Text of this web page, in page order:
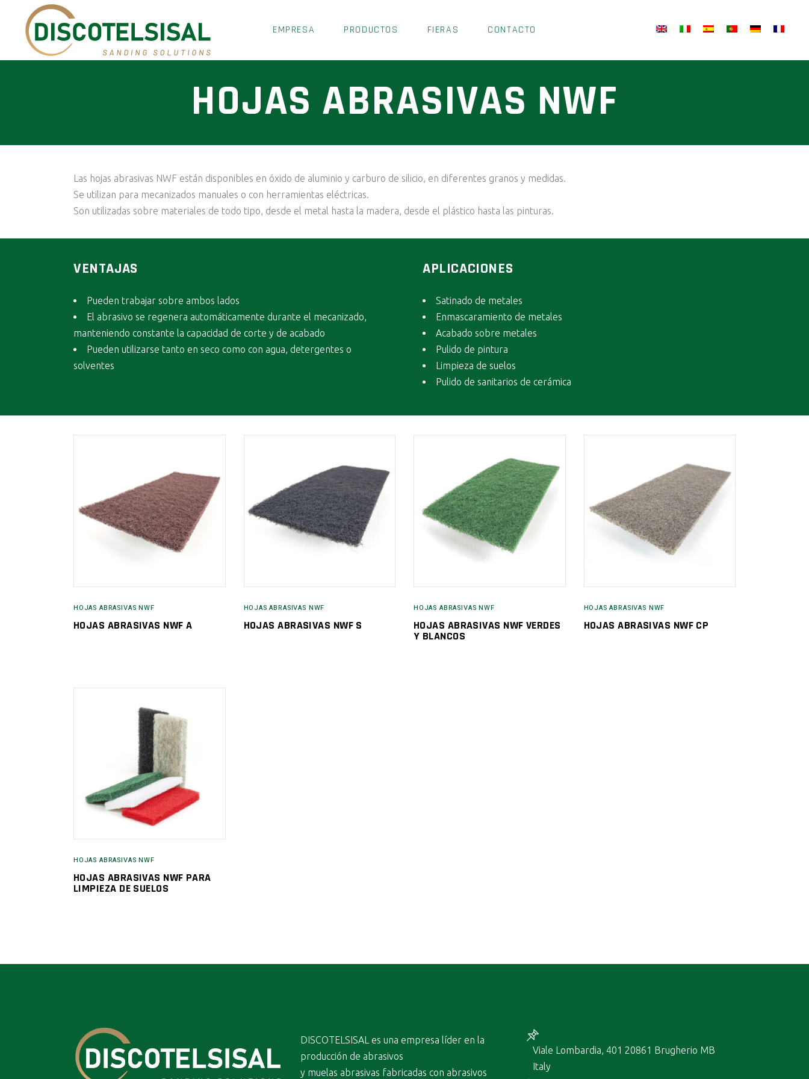
EMPRESA PRODUCTOS FIERAS CONTACTO
HOJAS ABRASIVAS NWF
Las hojas abrasivas NWF están disponibles en óxido de aluminio y carburo de silicio, en diferentes granos y medidas.
Se utilizan para mecanizados manuales o con herramientas eléctricas.
Son utilizadas sobre materiales de todo tipo, desde el metal hasta la madera, desde el plástico hasta las pinturas.
VENTAJAS
Pueden trabajar sobre ambos lados
El abrasivo se regenera automáticamente durante el mecanizado,
manteniendo constante la capacidad de corte y de acabado
Pueden utilizarse tanto en seco como con agua, detergentes o
solventes
APLICACIONES
Satinado de metales
Enmascaramiento de metales
Acabado sobre metales
Pulido de pintura
Limpieza de suelos
Pulido de sanitarios de cerámica
HOJAS ABRASIVAS NWF
HOJAS ABRASIVAS NWF A
HOJAS ABRASIVAS NWF
HOJAS ABRASIVAS NWF S
HOJAS ABRASIVAS NWF
HOJAS ABRASIVAS NWF VERDES
Y BLANCOS
HOJAS ABRASIVAS NWF
HOJAS ABRASIVAS NWF CP
HOJAS ABRASIVAS NWF
HOJAS ABRASIVAS NWF PARA
LIMPIEZA DE SUELOS
DISCOTELSISAL es una empresa líder en la
producción de abrasivos
y muelas abrasivas fabricadas con abrasivos
Viale Lombardia, 401 20861 Brugherio MB
Italy